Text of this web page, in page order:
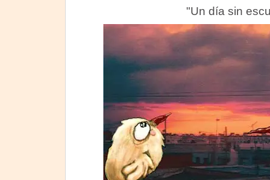
"Un día sin